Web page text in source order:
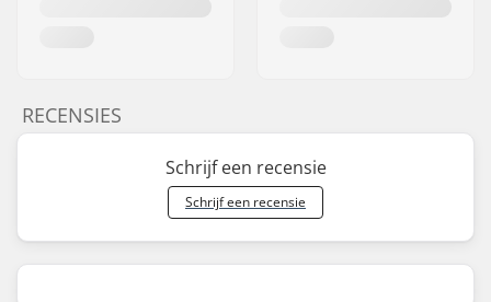
RECENSIES
Schrijf een recensie
Schrijf een recensie